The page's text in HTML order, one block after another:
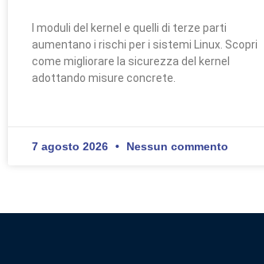
I moduli del kernel e quelli di terze parti
aumentano i rischi per i sistemi Linux. Scopri
come migliorare la sicurezza del kernel
adottando misure concrete.
7 agosto 2026 Nessun commento